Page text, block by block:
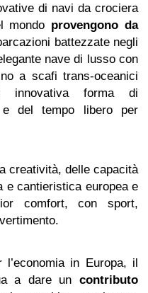
di navi da crociera
mondo provengono da
battezzate negli
nave di lusso con
a scafi trans-oceanici
innovativa forma di
e del tempo libero per
creatività, delle capacità
e cantieristica europea e
comfort, con sport,
in Europa, il
a dare un contributo